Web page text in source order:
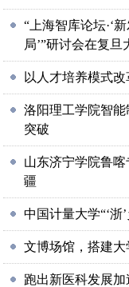
“上海智库论坛·‘
局’”研讨会在复旦
以人才培养模式
洛阳理工学院智
突破
山东济宁学院鲁
疆
中国计量大学“‘浙
文博场馆，搭建
跑出新医科发展加